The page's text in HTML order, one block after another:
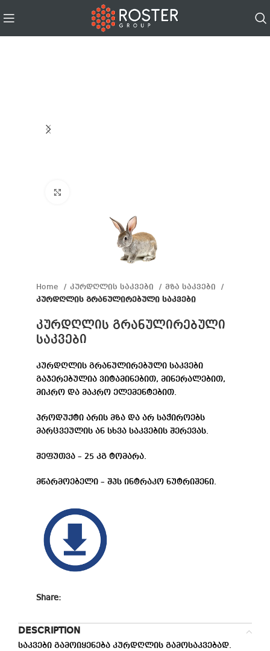
Home კურდღლის საკვები
მზა საკვები
კურდღლის გრანულირებული საკვები
კურდღლის გრანულირებული
საკვები
კურდღლის გრანულირებული საკვები
გაჯერებულია ვიტამინებით, მინერალებით,
მიკრო და მაკრო ელემენტებით.
პროდუქტი არის მზა და არ საჭიროებს
მარცვეულის ან სხვა საკვების შერევას.
შეფუთვა – 25 კგ ტომარა.
მწარმოებელი – შპს ინტრაკო ნუტრიშენი.
Share:
DESCRIPTION
საკვები გამოიყენება კურდღლის გამოსაკვებად.